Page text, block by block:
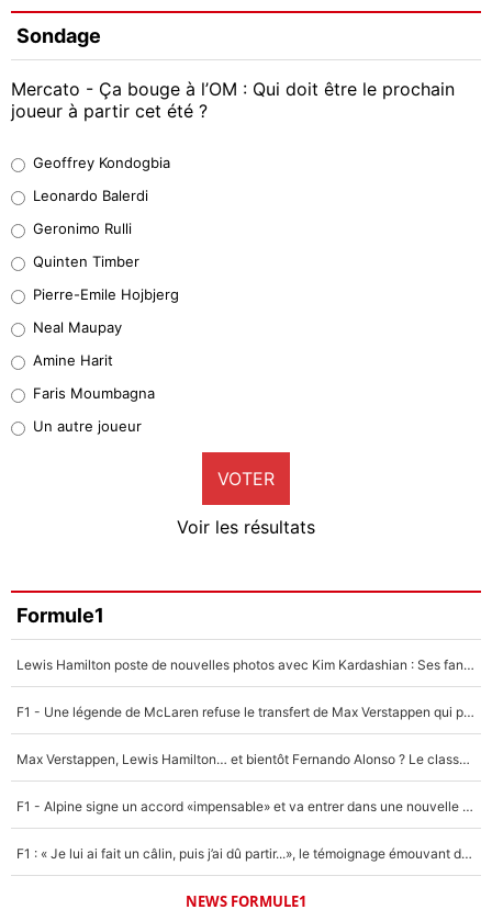
Sondage
Mercato - Ça bouge à l’OM : Qui doit être le prochain
joueur à partir cet été ?
38%
32%
5%
1%
9%
Faris Moumbagna
4%
Un autre joueur
5%
Geoffrey Kondogbia
Leonardo Balerdi
Geronimo Rulli
Quinten Timber
Pierre-Emile Hojbjerg
Neal Maupay
Amine Harit
Faris Moumbagna
Un autre joueur
VOTER
Voir les résultats
Formule1
Lewis Hamilton poste de nouvelles photos avec Kim Kardashian : Ses fans le voient déjà redevenir champion du monde de F1 grâce à elle !
F1 - Une légende de McLaren refuse le transfert de Max Verstappen qui pourrait «faire des vagues» et plomber l'ambiance dans l'équipe
Max Verstappen, Lewis Hamilton… et bientôt Fernando Alonso ? Le classement des pilotes les mieux payés en Formule 1 risque de changer !
F1 - Alpine signe un accord «impensable» et va entrer dans une nouvelle dimension : Grande nouvelle pour Pierre Gasly !
F1 : « Je lui ai fait un câlin, puis j’ai dû partir...», le témoignage émouvant de Max Verstappen sur sa fille
NEWS FORMULE1